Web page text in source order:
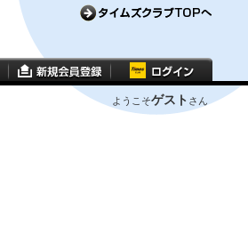
ようこそゲスト さん